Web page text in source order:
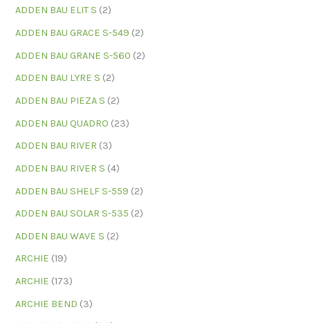
ADDEN BAU ELIT S (2)
ADDEN BAU GRACE S-549 (2)
ADDEN BAU GRANE S-560 (2)
ADDEN BAU LYRE S (2)
ADDEN BAU PIEZA S (2)
ADDEN BAU QUADRO (23)
ADDEN BAU RIVER (3)
ADDEN BAU RIVER S (4)
ADDEN BAU SHELF S-559 (2)
ADDEN BAU SOLAR S-535 (2)
ADDEN BAU WAVE S (2)
ARCHIE (19)
ARCHIE (173)
ARCHIE BEND (3)